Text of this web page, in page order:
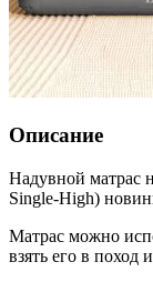
Описание
Надувной
Single-High)
Матрас можно
взять его в поход